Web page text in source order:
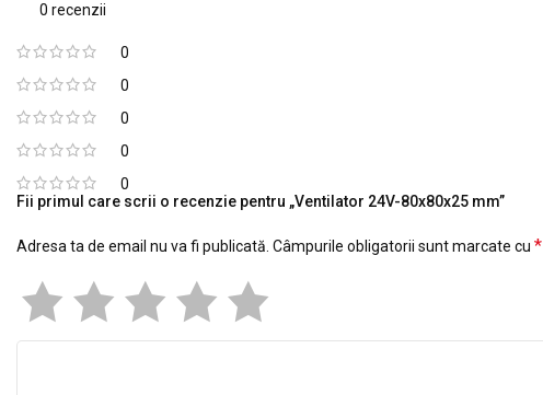
0 recenzii
0
0
0
0
0
Fii primul care scrii o recenzie pentru „Ventilator 24V-80x80x25 mm”
Adresa ta de email nu va fi publicată. Câmpurile obligatorii sunt marcate cu *